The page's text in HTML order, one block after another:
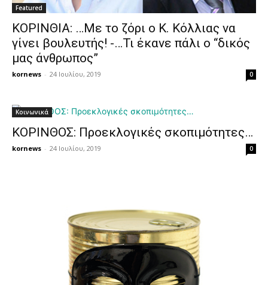
Featured
ΚΟΡΙΝΘΙΑ: …Με το ζόρι ο Κ. Κόλλιας να
γίνει βουλευτής! -…Τι έκανε πάλι ο “δικός
μας άνθρωπος”
kornews - 24 Ιουλίου, 2019 0
Κοινωνικά
ΚΟΡΙΝΘΟΣ: Προεκλογικές σκοπιμότητες…
kornews - 24 Ιουλίου, 2019 0